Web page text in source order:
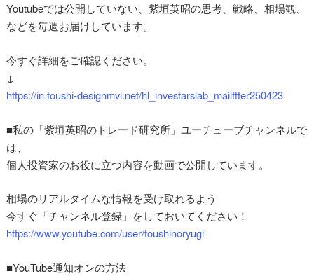
Youtubeでは公開していない、紫垣英昭の思考、戦略、相場観、
などを毎週お届けしています。
今すぐ詳細をご確認ください。
↓
https://in.toushi-designmvl.net/hl_investarslab_mailftter250423
■私の「紫垣英昭のトレード研究所」ユーチューブチャンネルで
は、
個人投資家のお役に立つ内容を動画で公開しています。
相場のリアルタイムな情報を受け取れるよう
今すぐ「チャンネル登録」をしておいてください！
https://www.youtube.com/user/toushinoryugi
■YouTube通知オンの方法